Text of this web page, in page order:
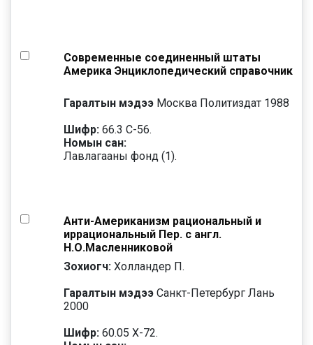
Современные соединенный штаты
Америка Энциклопедический справочник
Гаралтын мэдээ Москва Политиздат 1988
Шифр: 66.3 С-56.
Номын сан:
Лавлагааны фонд (1).
Анти-Американизм рациональный и
иррациональный Пер. с англ.
Н.О.Масленниковой
Зохиогч: Холландер П.
Гаралтын мэдээ Санкт-Петербург Лань
2000
Шифр: 60.05 Х-72.